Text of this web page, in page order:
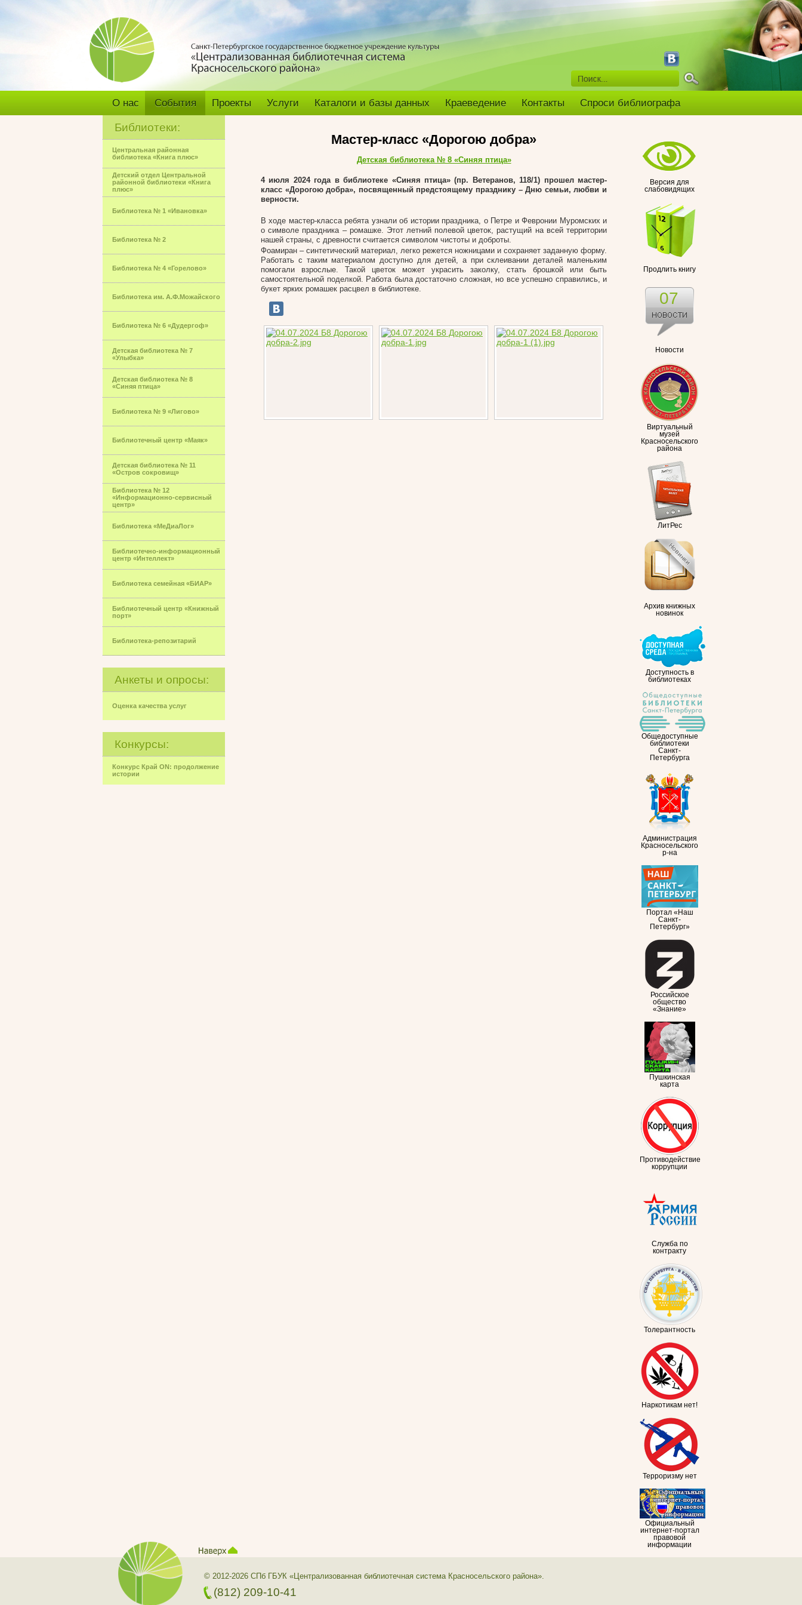
О нас События Проекты Услуги Каталоги и базы данных Краеведение Контакты Спроси библиографа
Библиотеки:
Центральная районная
библиотека «Книга плюс»
Детский отдел Центральной
районной библиотеки «Книга
плюс»
Библиотека № 1 «Ивановка»
Библиотека № 2
Библиотека № 4 «Горелово»
Библиотека им. А.Ф.Можайского
Библиотека № 6 «Дудергоф»
Детская библиотека № 7
«Улыбка»
Детская библиотека № 8
«Синяя птица»
Библиотека № 9 «Лигово»
Библиотечный центр «Маяк»
Детская библиотека № 11
«Остров сокровищ»
Библиотека № 12
«Информационно-сервисный
центр»
Библиотека «МеДиаЛог»
Библиотечно-информационный
центр «Интеллект»
Библиотека семейная «БИАР»
Библиотечный центр «Книжный
порт»
Библиотека-репозитарий
Анкеты и опросы:
Оценка качества услуг
Конкурсы:
Конкурс Край ON: продолжение
истории
Версия для
слабовидящих
Продлить книгу
Новости
07
Виртуальный
музей
Красносельского
района
ЛитРес
Архив книжных
новинок
Доступность в
библиотеках
Общедоступные
библиотеки
Санкт-
Петербурга
Администрация
Красносельского
р-на
Портал «Наш
Санкт-
Петербург»
Российское
общество
«Знание»
Пушкинская
карта
Противодействие
коррупции
Служба по
контракту
Толерантность
Наркотикам нет!
Терроризму нет
Официальный
интернет-портал
правовой
информации
Мастер-класс «Дорогою добра»
Детская библиотека № 8 «Синяя птица»
4 июля 2024 года в библиотеке «Синяя птица» (пр. Ветеранов, 118/1) прошел мастер-
класс «Дорогою добра», посвященный предстоящему празднику – Дню семьи, любви и
верности.
В ходе мастер-класса ребята узнали об истории праздника, о Петре и Февронии Муромских и
о символе праздника – ромашке. Этот летний полевой цветок, растущий на всей территории
нашей страны, с древности считается символом чистоты и доброты.
Фоамиран – синтетический материал, легко режется ножницами и сохраняет заданную форму.
Работать с таким материалом доступно для детей, а при склеивании деталей маленьким
помогали взрослые. Такой цветок может украсить заколку, стать брошкой или быть
самостоятельной поделкой. Работа была достаточно сложная, но все успешно справились, и
букет ярких ромашек расцвел в библиотеке.
© 2012-2026 СПб ГБУК «Централизованная библиотечная система Красносельского района».
(812) 209-10-41